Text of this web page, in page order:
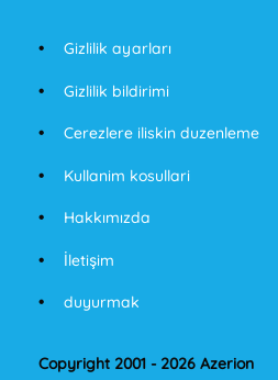
Gizlilik ayarları
Gizlilik bildirimi
Cerezlere iliskin duzenleme
Kullanim kosullari
Hakkımızda
İletişim
duyurmak
Copyright 2001 - 2026 Azerion